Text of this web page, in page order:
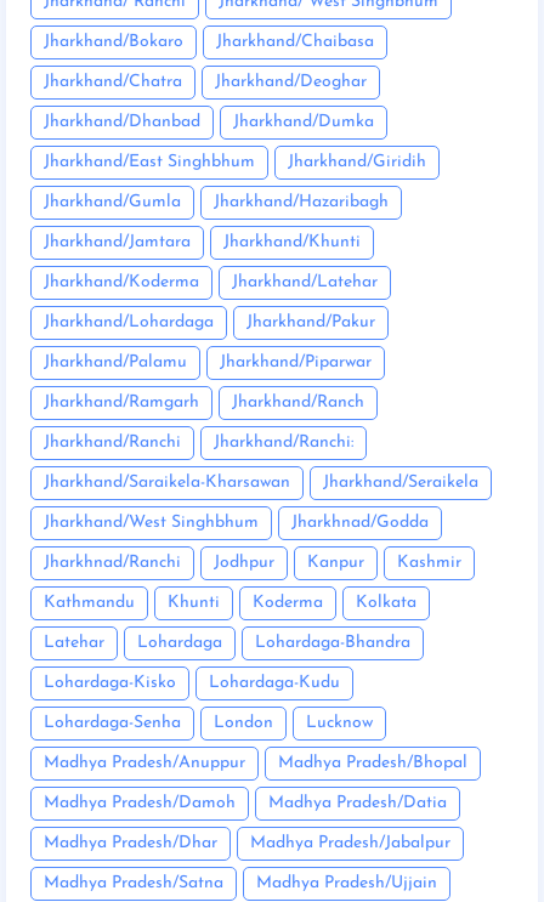
Jharkhand/Bokaro Jharkhand/Chaibasa
Jharkhand/Chatra Jharkhand/Deoghar
Jharkhand/Dhanbad Jharkhand/Dumka
Jharkhand/East Singhbhum Jharkhand/Giridih
Jharkhand/Gumla Jharkhand/Hazaribagh
Jharkhand/Jamtara Jharkhand/Khunti
Jharkhand/Koderma Jharkhand/Latehar
Jharkhand/Lohardaga Jharkhand/Pakur
Jharkhand/Palamu Jharkhand/Piparwar
Jharkhand/Ramgarh Jharkhand/Ranch
Jharkhand/Ranchi Jharkhand/Ranchi:
Jharkhand/Saraikela-Kharsawan Jharkhand/Seraikela
Jharkhand/West Singhbhum Jharkhnad/Godda
Jharkhnad/Ranchi Jodhpur Kanpur Kashmir
Kathmandu Khunti Koderma Kolkata
Latehar Lohardaga Lohardaga-Bhandra
Lohardaga-Kisko Lohardaga-Kudu
Lohardaga-Senha London Lucknow
Madhya Pradesh/Anuppur Madhya Pradesh/Bhopal
Madhya Pradesh/Damoh Madhya Pradesh/Datia
Madhya Pradesh/Dhar Madhya Pradesh/Jabalpur
Madhya Pradesh/Satna Madhya Pradesh/Ujjain